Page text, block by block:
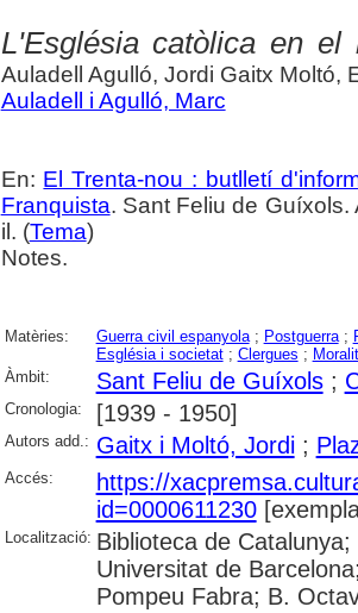
L'Església catòlica en
Auladell Agulló, Jordi Gaitx Moltó,
Auladell i Agulló, Marc
En: El Trenta-nou : butlletí
Franquista. Sant Feliu de Guíxols.
il. (Tema)
Notes.
Matèries: Guerra civil espanyola; Postguerra;
Església i societat; Clergues ;
Àmbit:
Sant Feliu de Guíxols;
Cronologia: [1939 - 1950]
Autors add.: Gaitx i Moltó, Jordi;
Accés:
https://
id=0000611230
Localització: Biblioteca de
Universitat de
Pompeu Fabra; B.